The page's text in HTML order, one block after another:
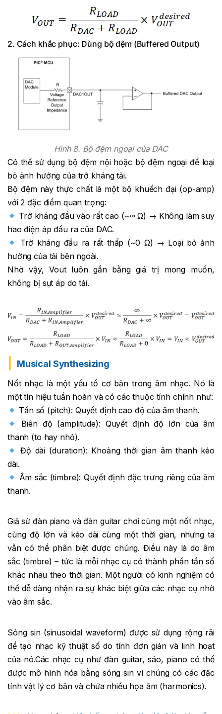
2. Cách khắc phục: Dùng bộ đệm (Buffered Output)
Hình 8. Bộ đệm ngoại của DAC
Có thể sử dụng bộ đệm nội hoặc bộ đệm ngoại để loại
bỏ ảnh hưởng của trở kháng tải.
Bộ đệm này thực chất là một bộ khuếch đại (op-amp)
với 2 đặc điểm quan trọng:
Trở kháng đầu vào rất cao (~∞ Ω) → Không làm suy
hao điện áp đầu ra của DAC.
Trở kháng đầu ra rất thấp (~0 Ω) → Loại bỏ ảnh
hưởng của tải bên ngoài.
Nhờ vậy, Vout luôn gần bằng giá trị mong muốn,
không bị sụt áp do tải.
Musical Synthesizing
Nốt nhạc là một yếu tố cơ bản trong âm nhạc. Nó là
một tín hiệu tuần hoàn và có các thuộc tính chính như:
Tần số (pitch): Quyết định cao độ của âm thanh.
Biên độ (amplitude): Quyết định độ lớn của âm
thanh (to hay nhỏ).
Độ dài (duration): Khoảng thời gian âm thanh kéo
dài.
Âm sắc (timbre): Quyết định đặc trưng riêng của âm
thanh.
Giả sử đàn piano và đàn guitar chơi cùng một nốt nhạc,
cùng độ lớn và kéo dài cùng một thời gian, nhưng ta
vẫn có thể phân biệt được chúng. Điều này là do âm
sắc (timbre) – tức là mỗi nhạc cụ có thành phần tần số
khác nhau theo thời gian. Một người có kinh nghiệm có
thể dễ dàng nhận ra sự khác biệt giữa các nhạc cụ nhờ
vào âm sắc.
Sóng sin (sinusoidal waveform) được sử dụng rộng rãi
để tạo nhạc kỹ thuật số do tính đơn giản và linh hoạt
của nó.Các nhạc cụ như đàn guitar, sáo, piano có thể
được mô hình hóa bằng sóng sin vì chúng có các đặc
tính vật lý cơ bản và chứa nhiều họa âm (harmonics).